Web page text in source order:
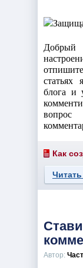
статьях
блога и
Как
Автор: